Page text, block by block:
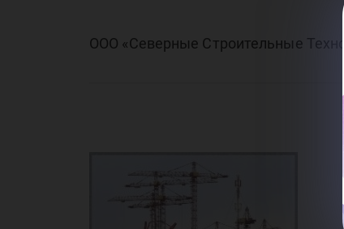
ООО «Северные Строительные